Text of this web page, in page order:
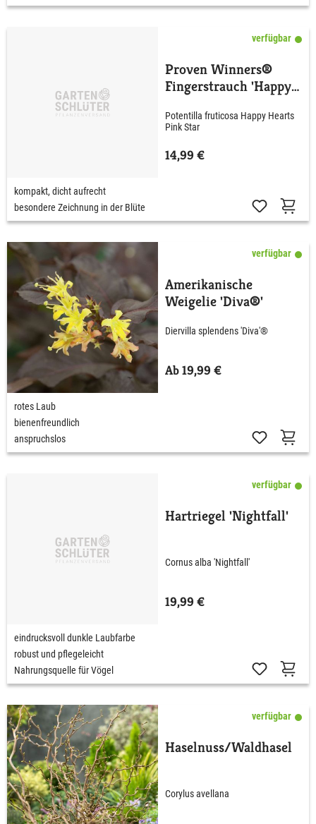
verfügbar
Proven Winners®
Fingerstrauch 'Happy
Potentilla fruticosa Happy Hearts
Pink Star
14,99 €
kompakt, dicht aufrecht
besondere Zeichnung in der Blüte
verfügbar
Amerikanische
Weigelie 'Diva®'
Diervilla splendens 'Diva'®
Ab 19,99 €
rotes Laub
bienenfreundlich
anspruchslos
verfügbar
Hartriegel 'Nightfall'
Cornus alba 'Nightfall'
19,99 €
eindrucksvoll dunkle Laubfarbe
robust und pflegeleicht
Nahrungsquelle für Vögel
verfügbar
Haselnuss/Waldhasel
Corylus avellana